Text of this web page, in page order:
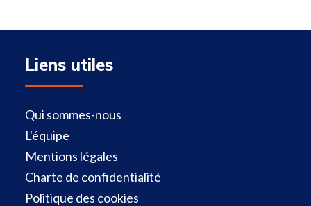
Liens utiles
Qui sommes-nous
L'équipe
Mentions légales
Charte de confidentialité
Politique des cookies